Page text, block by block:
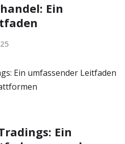
Ein
Ein